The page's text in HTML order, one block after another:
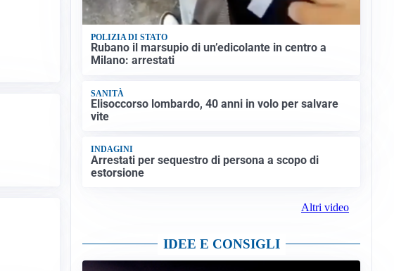
POLIZIA DI STATO
Rubano il marsupio di un’edicolante in centro a
Milano: arrestati
SANITÀ
Elisoccorso lombardo, 40 anni in volo per salvare
vite
INDAGINI
Arrestati per sequestro di persona a scopo di
estorsione
Altri video
IDEE E CONSIGLI